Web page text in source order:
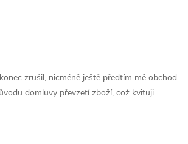
zrušil, nicméně ještě předtím mě obchod
domluvy převzetí zboží, což kvituji.